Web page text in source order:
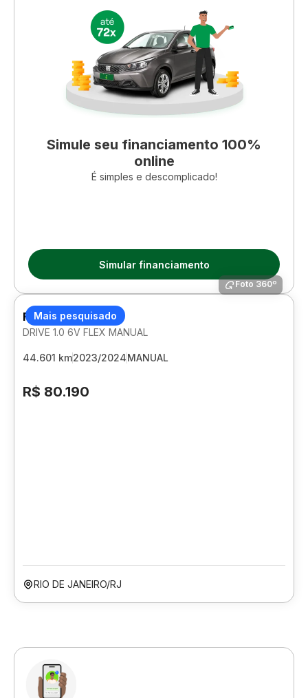
Simule seu financiamento 100%
online
É simples e descomplicado!
Simular financiamento
Mais pesquisado
Foto 360º
FIAT CRONOS
DRIVE 1.0 6V FLEX MANUAL
44.601 km2023/2024MANUAL
R$ 80.190
RIO DE JANEIRO/RJ